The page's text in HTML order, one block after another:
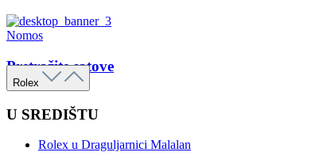
Nomos
Pretražite satove
Rolex
U SREDIŠTU
Rolex u Draguljarnici Malalan